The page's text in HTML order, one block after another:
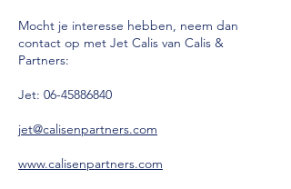
Mocht je interesse hebben, neem dan
contact op met Jet Calis van Calis &
Partners:
Jet: 06-45886840
jet@calisenpartners.com
www.calisenpartners.com